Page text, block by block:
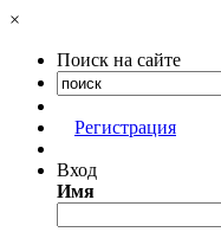
×
Поиск на сайте
Регистрация
Вход
Имя